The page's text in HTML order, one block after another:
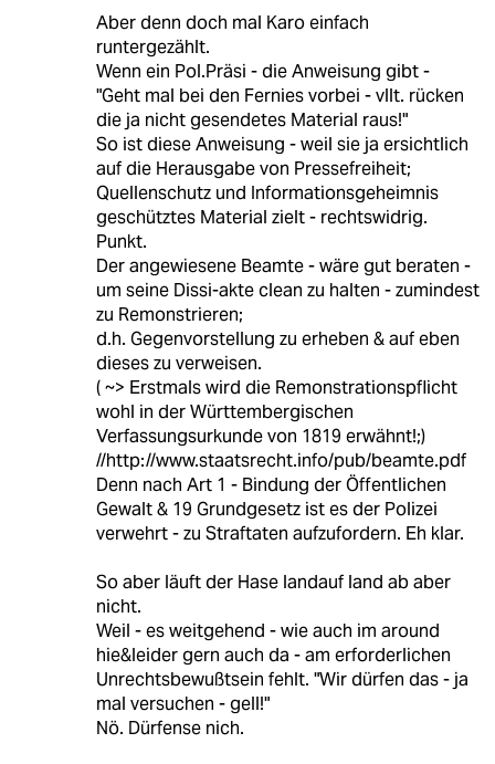
Aber denn doch mal Karo einfach
runtergezählt.
Wenn ein Pol.Präsi - die Anweisung gibt -
"Geht mal bei den Fernies vorbei - vllt. rücken
die ja nicht gesendetes Material raus!"
So ist diese Anweisung - weil sie ja ersichtlich
auf die Herausgabe von Pressefreiheit;
Quellenschutz und Informationsgeheimnis
geschütztes Material zielt - rechtswidrig.
Punkt.
Der angewiesene Beamte - wäre gut beraten -
um seine Dissi-akte clean zu halten - zumindest
zu Remonstrieren;
d.h. Gegenvorstellung zu erheben & auf eben
dieses zu verweisen.
( ~> Erstmals wird die Remonstrationspflicht
wohl in der Württembergischen
Verfassungsurkunde von 1819 erwähnt!;)
//http://www.staatsrecht.info/pub/beamte.pdf
Denn nach Art 1 - Bindung der Öffentlichen
Gewalt & 19 Grundgesetz ist es der Polizei
verwehrt - zu Straftaten aufzufordern. Eh klar.
So aber läuft der Hase landauf land ab aber
nicht.
Weil - es weitgehend - wie auch im around
hie&leider gern auch da - am erforderlichen
Unrechtsbewußtsein fehlt. "Wir dürfen das - ja
mal versuchen - gell!"
Nö. Dürfense nich.